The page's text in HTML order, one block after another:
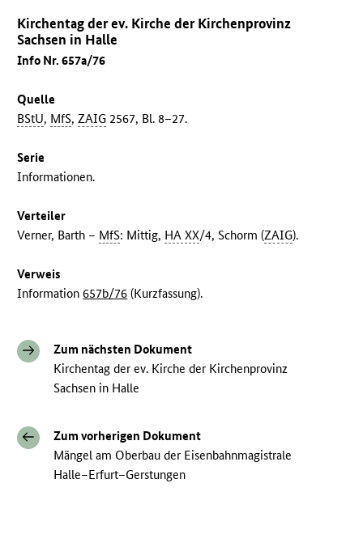
Kirchentag der ev. Kirche der Kirchenprovinz
Sachsen in Halle
Info Nr. 657a/76
Quelle
BStU, MfS,ZAIG 2567, Bl. 8–27.
Serie
Informationen.
Verteiler
Verner, Barth – MfS: Mittig, HA XX/4, Schorm (ZAIG).
Verweis
Information657b/76 (Kurzfassung).
Zum nächsten Dokument
Kirchentag der ev. Kirche der Kirchenprovinz
Sachsen in Halle
Zum vorherigen Dokument
Mängel am Oberbau der Eisenbahnmagistrale
Halle–Erfurt–Gerstungen